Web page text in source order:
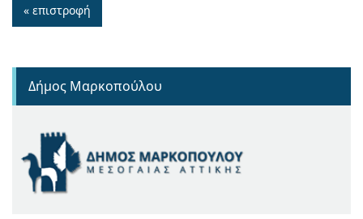
« επιστροφή
Δήμος Μαρκοπούλου